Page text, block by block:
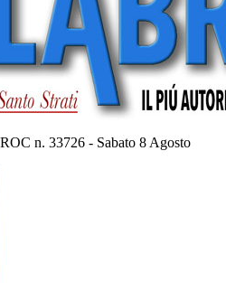
n. 33726 - Sabato 8 Agosto